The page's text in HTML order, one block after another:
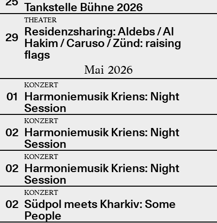
Tankstelle Bühne 2026
29
THEATER
Residenzsharing: Aldebs / Al
Hakim / Caruso / Zünd: raising
flags
Mai 2026
01
KONZERT
Harmoniemusik Kriens: Night
Session
02
KONZERT
Harmoniemusik Kriens: Night
Session
02
KONZERT
Harmoniemusik Kriens: Night
Session
02
KONZERT
Südpol meets Kharkiv: Some
People